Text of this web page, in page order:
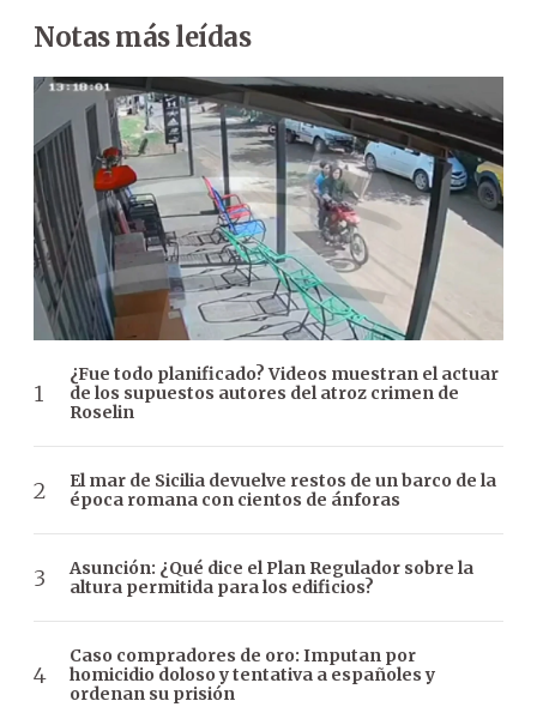
Notas más leídas
¿Fue todo planificado? Videos muestran el actuar
de los supuestos autores del atroz crimen de
Roselin
El mar de Sicilia devuelve restos de un barco de la
época romana con cientos de ánforas
Asunción: ¿Qué dice el Plan Regulador sobre la
altura permitida para los edificios?
Caso compradores de oro: Imputan por
homicidio doloso y tentativa a españoles y
ordenan su prisión